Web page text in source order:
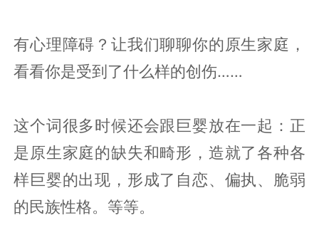
有心理障碍？让我们聊聊你的原生家庭，
看看你是受到了什么样的创伤……
这个词很多时候还会跟巨婴放在一起：正
是原生家庭的缺失和畸形，造就了各种各
样巨婴的出现，形成了自恋、偏执、脆弱
的民族性格。等等。